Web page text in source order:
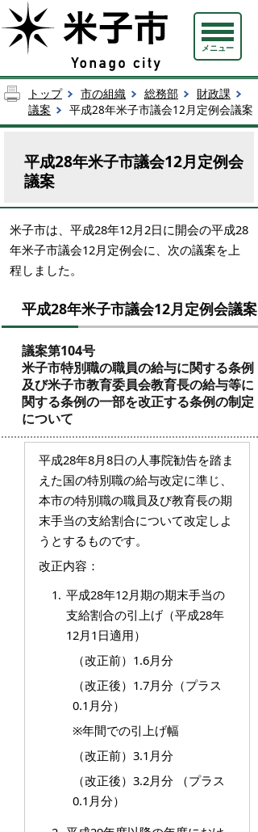
メニュー
トップ 市の組織 総務部
財政課
議案
平成28年米子市議会12月定例会議案
平成28年米子市議会12月定例会
議案
米子市は、平成28年12月2日に開会の平成28
年米子市議会12月定例会に、次の議案を上
程しました。
平成28年米子市議会12月定例会議案
議案第104号
米子市特別職の職員の給与に関する条例
及び米子市教育委員会教育長の給与等に
関する条例の一部を改正する条例の制定
について
平成28年8月8日の人事院勧告を踏ま
えた国の特別職の給与改定に準じ、
本市の特別職の職員及び教育長の期
末手当の支給割合について改定しよ
うとするものです。
改正内容：
平成28年12月期の期末手当の
支給割合の引上げ（平成28年
12月1日適用）
（改正前）1.6月分
（改正後）1.7月分（プラス
0.1月分）
※年間での引上げ幅
（改正前）3.1月分
（改正後）3.2月分 （プラス
0.1月分）